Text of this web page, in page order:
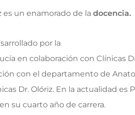
es un enamorado de la docencia.
por la
en colaboración con Clínicas
con el departamento de
Dr. Olóriz. En la actualidad
su cuarto año de carrera.